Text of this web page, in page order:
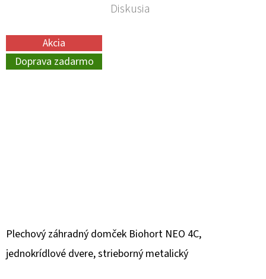
Diskusia
Akcia
Doprava zadarmo
Plechový záhradný domček Biohort NEO 4C,
jednokrídlové dvere, strieborný metalický